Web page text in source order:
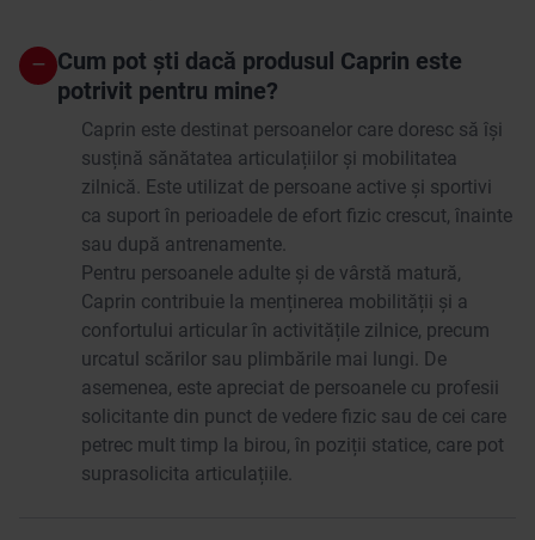
– Cum pot ști dacă produsul Caprin este
potrivit pentru mine?
Caprin este destinat persoanelor care doresc să își
susțină sănătatea articulațiilor și mobilitatea
zilnică. Este utilizat de persoane active și sportivi
ca suport în perioadele de efort fizic crescut, înainte
sau după antrenamente.
Pentru persoanele adulte și de vârstă matură,
Caprin contribuie la menținerea mobilității și a
confortului articular în activitățile zilnice, precum
urcatul scărilor sau plimbările mai lungi. De
asemenea, este apreciat de persoanele cu profesii
solicitante din punct de vedere fizic sau de cei care
petrec mult timp la birou, în poziții statice, care pot
suprasolicita articulațiile.